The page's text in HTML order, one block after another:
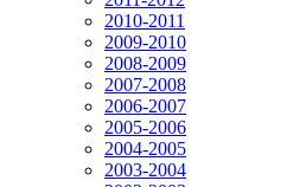
2010-2011
2009-2010
2008-2009
2007-2008
2006-2007
2005-2006
2004-2005
2003-2004